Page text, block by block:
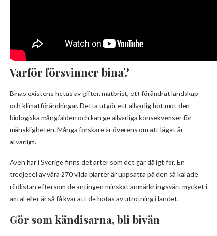
Varför försvinner bina?
Binas existens hotas av gifter, matbrist, ett förändrat landskap
och klimatförändringar. Detta utgör ett allvarlig hot mot den
biologiska mångfalden och kan ge allvarliga konsekvenser för
mänskligheten. Många forskare är överens om att läget är
allvarligt.
Även här i Sverige finns det arter som det går dåligt för. En
tredjedel av våra 270 vilda biarter är uppsatta på den så kallade
rödlistan eftersom de antingen minskat anmärkningsvärt mycket i
antal eller är så få kvar att de hotas av utrotning i landet.
Gör som kändisarna, bli bivän